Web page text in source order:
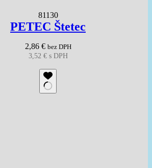
81130
PETEC Štetec
2,86 € bez DPH
3,52 €s DPH